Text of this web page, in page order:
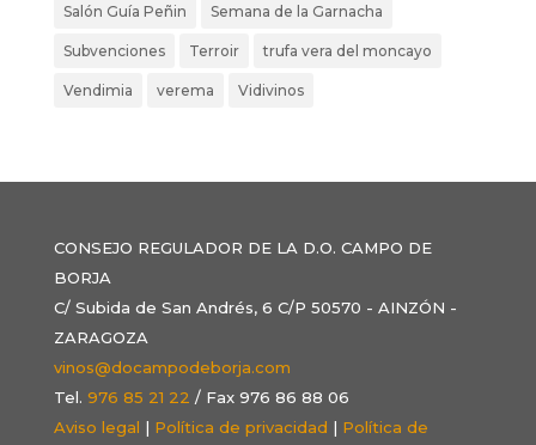
Salón Guía Peñin Semana de la Garnacha
Subvenciones Terroir trufa vera del moncayo
Vendimia verema Vidivinos
CONSEJO REGULADOR DE LA D.O. CAMPO DE
BORJA
C/ Subida de San Andrés, 6 C/P 50570 - AINZÓN -
ZARAGOZA
vinos@docampodeborja.com
Tel. 976 85 21 22 / Fax 976 86 88 06
Aviso legal | Política de privacidad | Política de